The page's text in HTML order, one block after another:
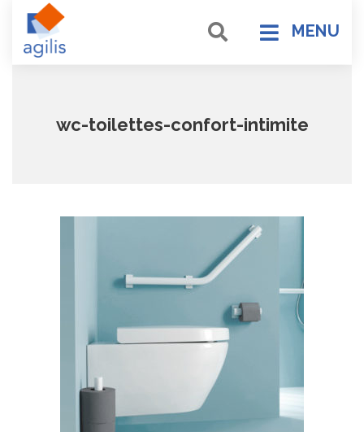
MENU
wc-toilettes-confort-intimite